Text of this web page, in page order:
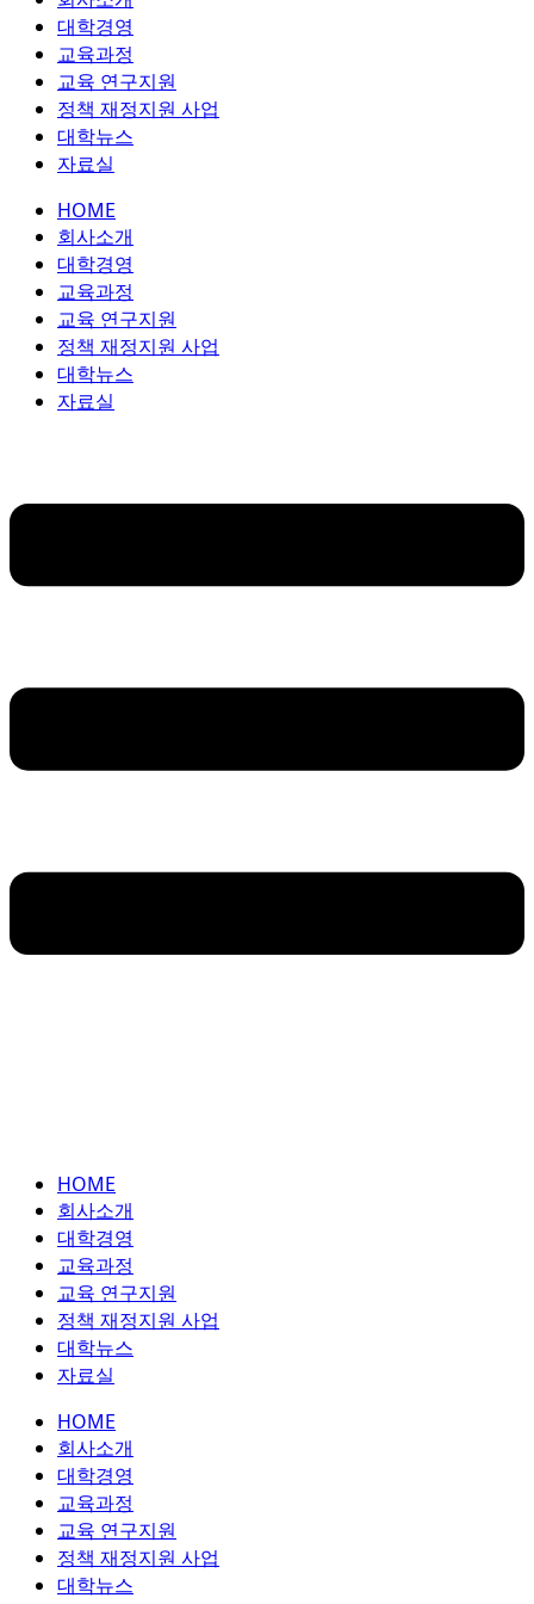
대학경영
교육과정
교육 연구지원
정책 재정지원 사업
대학뉴스
자료실
HOME
회사소개
대학경영
교육과정
교육 연구지원
정책 재정지원 사업
대학뉴스
자료실
HOME
회사소개
대학경영
교육과정
교육 연구지원
정책 재정지원 사업
대학뉴스
자료실
HOME
회사소개
대학경영
교육과정
교육 연구지원
정책 재정지원 사업
대학뉴스